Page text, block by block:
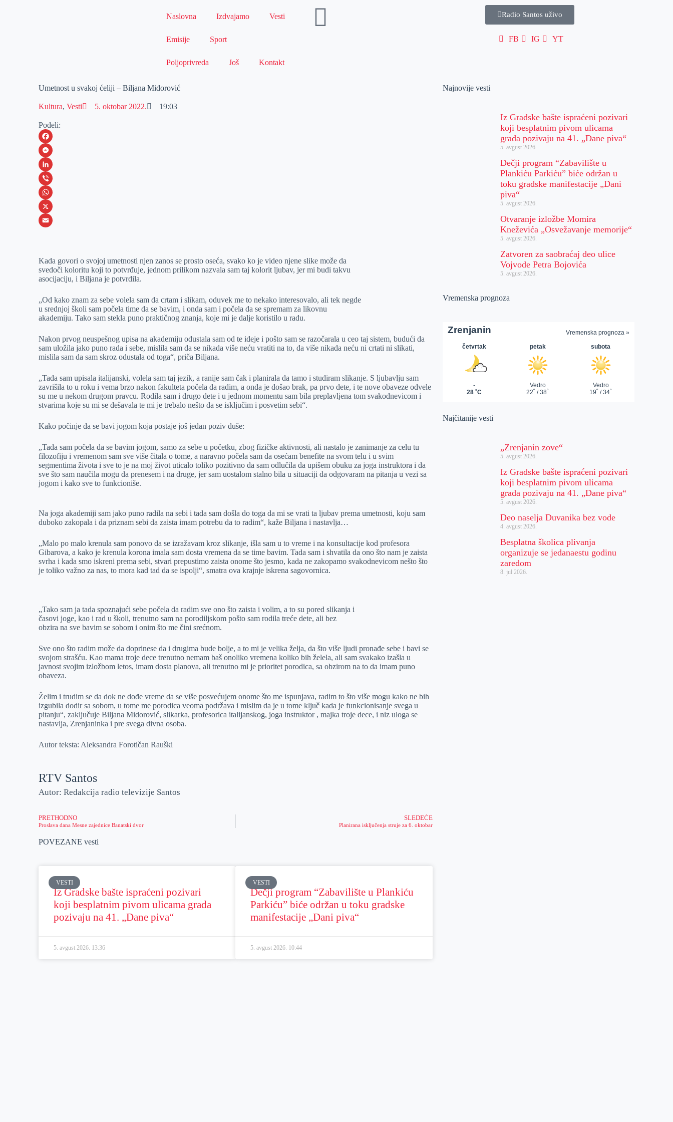
Naslovna Izdvajamo Vesti
Emisije Sport
Poljoprivreda Još Kontakt
Radio Santos uživo
FB IG YT
Umetnost u svakoj ćeliji – Biljana Midorović
Kultura,Vesti 5. oktobar 2022. 19:03
Podeli:
F
a
c
e
b
o
M
e
s
s
e
e
r
L
i
n
k
I
n
V
i
b
W
h
s
A
p
X
a
i
Kada govori o svojoj umetnosti njen zanos se prosto oseća, svako ko je video njene slike može da
svedoči koloritu koji to potvrđuje, jednom prilikom nazvala sam taj kolorit ljubav, jer mi budi takvu
asocijaciju, i Biljana je potvrdila.
„Od kako znam za sebe volela sam da crtam i slikam, oduvek me to nekako interesovalo, ali tek negde
u srednjoj školi sam počela time da se bavim, i onda sam i počela da se spremam za likovnu
akademiju. Tako sam stekla puno praktičnog znanja, koje mi je dalje koristilo u radu.
Nakon prvog neuspešnog upisa na akademiju odustala sam od te ideje i pošto sam se razočarala u ceo taj sistem, budući da
sam uložila jako puno rada i sebe, mislila sam da se nikada više neću vratiti na to, da više nikada neću ni crtati ni slikati,
mislila sam da sam skroz odustala od toga“, priča Biljana.
„Tada sam upisala italijanski, volela sam taj jezik, a ranije sam čak i planirala da tamo i studiram slikanje. S ljubavlju sam
zavrišila to u roku i vema brzo nakon fakulteta počela da radim, a onda je došao brak, pa prvo dete, i te nove obaveze odvele
su me u nekom drugom pravcu. Rodila sam i drugo dete i u jednom momentu sam bila preplavljena tom svakodnevicom i
stvarima koje su mi se dešavala te mi je trebalo nešto da se isključim i posvetim sebi“.
Kako počinje da se bavi jogom koja postaje još jedan poziv duše:
„Tada sam počela da se bavim jogom, samo za sebe u početku, zbog fizičke aktivnosti, ali nastalo je zanimanje za celu tu
filozofiju i vremenom sam sve više čitala o tome, a naravno počela sam da osećam benefite na svom telu i u svim
segmentima života i sve to je na moj život uticalo toliko pozitivno da sam odlučila da upišem obuku za joga instruktora i da
sve što sam naučila mogu da prenesem i na druge, jer sam uostalom stalno bila u situaciji da odgovaram na pitanja u vezi sa
jogom i kako sve to funkcioniše.
Na joga akademiji sam jako puno radila na sebi i tada sam došla do toga da mi se vrati ta ljubav prema umetnosti, koju sam
duboko zakopala i da priznam sebi da zaista imam potrebu da to radim“, kaže Biljana i nastavlja…
„Malo po malo krenula sam ponovo da se izražavam kroz slikanje, išla sam u to vreme i na konsultacije kod profesora
Gibarova, a kako je krenula korona imala sam dosta vremena da se time bavim. Tada sam i shvatila da ono što nam je zaista
svrha i kada smo iskreni prema sebi, stvari prepustimo zaista onome što jesmo, kada ne zakopamo svakodnevicom nešto što
je toliko važno za nas, to mora kad tad da se ispolji“, smatra ova krajnje iskrena sagovornica.
„Tako sam ja tada spoznajući sebe počela da radim sve ono što zaista i volim, a to su pored slikanja i
časovi joge, kao i rad u školi, trenutno sam na porodiljskom pošto sam rodila treće dete, ali bez
obzira na sve bavim se sobom i onim što me čini srećnom.
Sve ono što radim može da doprinese da i drugima bude bolje, a to mi je velika želja, da što više ljudi pronađe sebe i bavi se
svojom strašću. Kao mama troje dece trenutno nemam baš onoliko vremena koliko bih želela, ali sam svakako izašla u
javnost svojim izložbom letos, imam dosta planova, ali trenutno mi je prioritet porodica, sa obzirom na to da imam puno
obaveza.
Želim i trudim se da dok ne dođe vreme da se više posvećujem onome što me ispunjava, radim to što više mogu kako ne bih
izgubila dodir sa sobom, u tome me porodica veoma podržava i mislim da je u tome ključ kada je funkcionisanje svega u
pitanju“, zaključuje Biljana Midorović, slikarka, profesorica italijanskog, joga instruktor , majka troje dece, i niz uloga se
nastavlja, Zrenjaninka i pre svega divna osoba.
Autor teksta: Aleksandra Forotičan Rauški
RTV Santos
Autor: Redakcija radio televizije Santos
PRETHODNO
Proslava dana Mesne zajednice Banatski dvor
SLEDEĆE
Planirana isključenja struje za 6. oktobar
POVEZANE vesti
VESTI
Iz Gradske bašte ispraćeni pozivari
koji besplatnim pivom ulicama grada
pozivaju na 41. „Dane piva“
5. avgust 2026. 13:36
VESTI
Dečji program “Zabavilište u Plankiću
Parkiću” biće održan u toku gradske
manifestacije „Dani piva“
5. avgust 2026. 10:44
Najnovije vesti
Iz Gradske bašte ispraćeni pozivari
koji besplatnim pivom ulicama
grada pozivaju na 41. „Dane piva“
5. avgust 2026.
Dečji program “Zabavilište u
Plankiću Parkiću” biće održan u
toku gradske manifestacije „Dani
piva“
5. avgust 2026.
Otvaranje izložbe Momira
Kneževića „Osvežavanje memorije“
5. avgust 2026.
Zatvoren za saobraćaj deo ulice
Vojvode Petra Bojovića
5. avgust 2026.
Vremenska prognoza
Najčitanije vesti
„Zrenjanin zove“
5. avgust 2026.
Iz Gradske bašte ispraćeni pozivari
koji besplatnim pivom ulicama
grada pozivaju na 41. „Dane piva“
5. avgust 2026.
Deo naselja Duvanika bez vode
4. avgust 2026.
Besplatna školica plivanja
organizuje se jedanaestu godinu
zaredom
8. jul 2026.